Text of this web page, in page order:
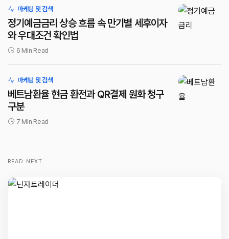
마케팅 및 검색
정기예금금리 상승 흐름 속 만기별 세후이자
와 우대조건 확인법
6 Min Read
마케팅 및 검색
베트남환율 현금 환전과 QR결제 원화 청구
구분
7 Min Read
READ NEXT